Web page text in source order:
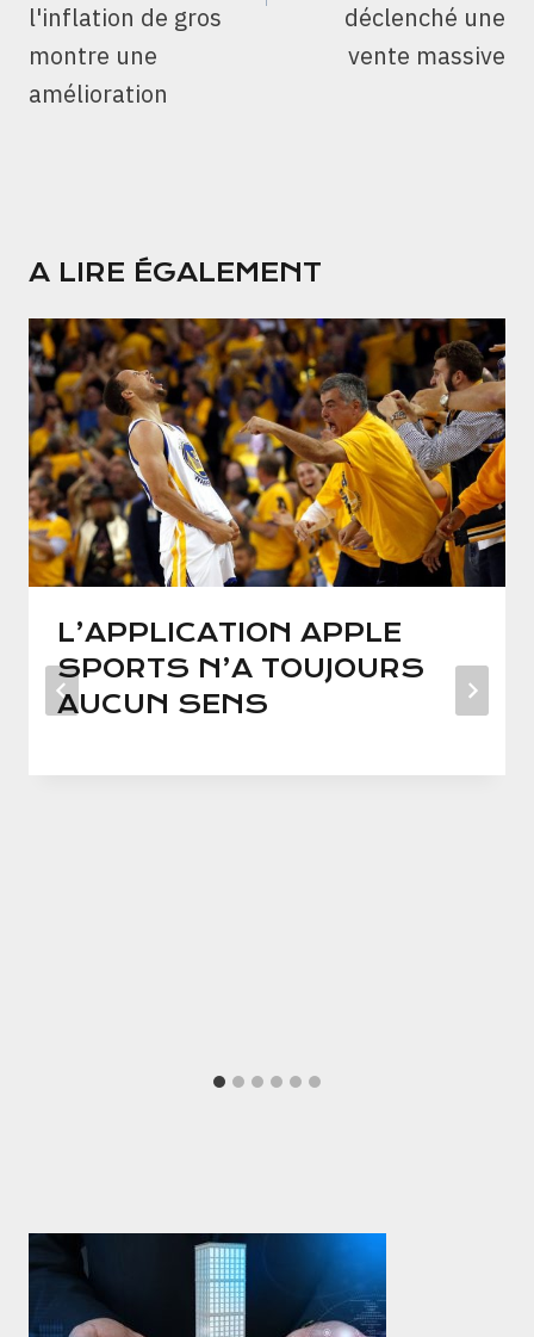
l'inflation de gros
montre une
amélioration
déclenché une
vente massive
A LIRE ÉGALEMENT
L’APPLICATION APPLE
SPORTS N’A TOUJOURS
AUCUN SENS